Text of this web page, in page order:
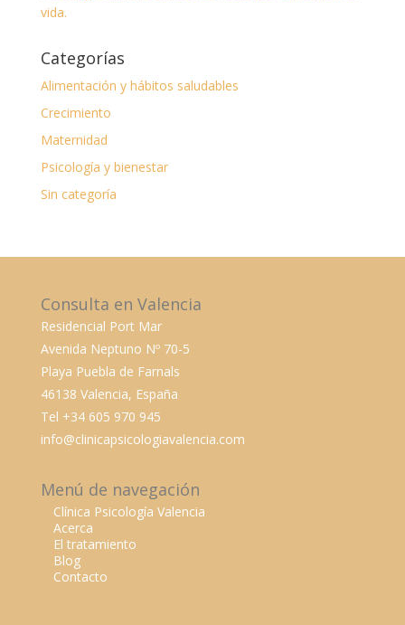
vida.
Categorías
Alimentación y hábitos saludables
Crecimiento
Maternidad
Psicología y bienestar
Sin categoría
Consulta en Valencia
Residencial Port Mar
Avenida Neptuno Nº 70-5
Playa Puebla de Farnals
46138 Valencia, España
Tel +34 605 970 945
info@clinicapsicologiavalencia.com
Menú de navegación
Clínica Psicología Valencia
Acerca
El tratamiento
Blog
Contacto